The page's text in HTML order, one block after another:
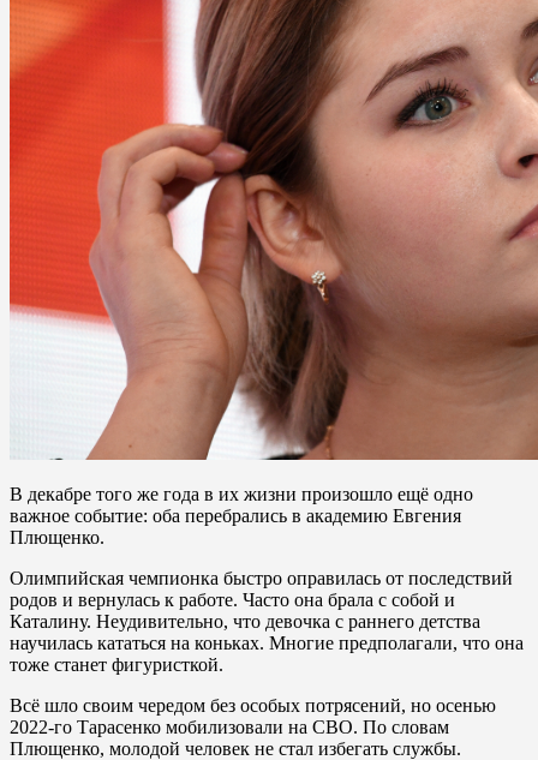
В декабре того же года в их жизни произошло ещё одно
важное событие: оба перебрались в академию Евгения
Плющенко.
Олимпийская чемпионка быстро оправилась от последствий
родов и вернулась к работе. Часто она брала с собой и
Каталину. Неудивительно, что девочка с раннего детства
научилась кататься на коньках. Многие предполагали, что она
тоже станет фигуристкой.
Всё шло своим чередом без особых потрясений, но осенью
2022-го Тарасенко мобилизовали на СВО. По словам
Плющенко, молодой человек не стал избегать службы.